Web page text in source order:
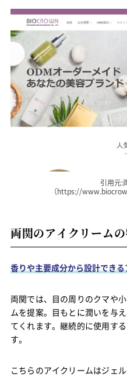
引用元:
（https://
両関のアイクリーム
香りや主要成分から設計でき
両関では、目の周りのクマや
ムを提案。目もとに潤いを与
てくれます。継続的に使用す
す。
こちらのアイクリームはジェ